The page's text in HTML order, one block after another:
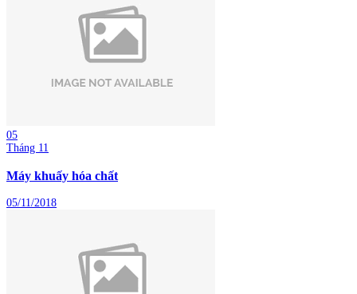
05
Tháng 11
Máy khuấy hóa chất
05/11/2018